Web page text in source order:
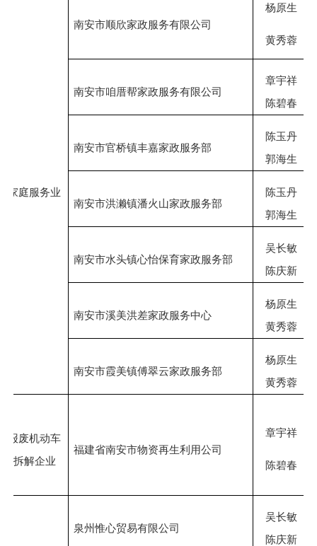
家庭服务业
南安市顺欣家政服务有限公司
杨原生
黄秀蓉
南安市咱厝帮家政服务有限公司
章宇祥
陈碧春
南安市官桥镇丰嘉家政服务部
陈玉丹
郭海生
南安市洪濑镇潘火山家政服务部
陈玉丹
郭海生
南安市水头镇心怡保育家政服务部
吴长敏
陈庆新
南安市溪美洪差家政服务中心
杨原生
黄秀蓉
南安市霞美镇傅翠云家政服务部
杨原生
黄秀蓉
报废机动车
拆解企业
福建省南安市物资再生利用公司
章宇祥
陈碧春
泉州惟心贸易有限公司
吴长敏
陈庆新